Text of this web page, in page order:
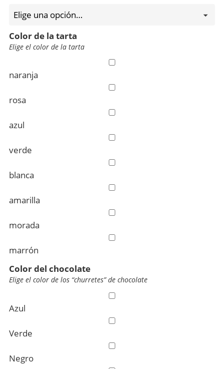
Color de la tarta
Elige el color de la tarta
naranja
rosa
azul
verde
blanca
amarilla
morada
marrón
Color del chocolate
Elige el color de los “churretes” de chocolate
Azul
Verde
Negro